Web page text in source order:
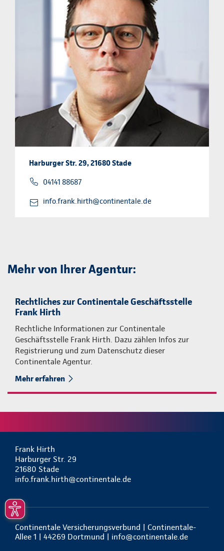
Harburger Str. 29, 21680 Stade
04141 88687
info.frank.hirth@continentale.de
Mehr von Ihrer Agentur:
Rechtliches zur Continentale Geschäftsstelle
Frank Hirth
Rechtliche Informationen zur Continentale
Geschäftsstelle Frank Hirth. Dazu zählen Infos zur
Registrierung und zum Datenschutz dieser
Continentale Agentur.
Mehr erfahren
Frank Hirth
Harburger Str. 29
21680 Stade
info.frank.hirth@continentale.de
Continentale Versicherungsverbund | Continentale-
Allee 1 | 44269 Dortmund | info@continentale.de